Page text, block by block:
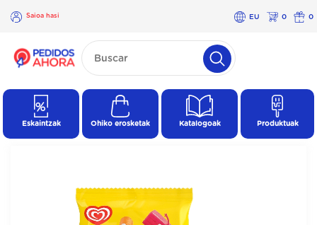
Saioa hasi EU 0 0
×
Saioa
Eskaintzak Ohiko erosketak Katalogoak Produktuak